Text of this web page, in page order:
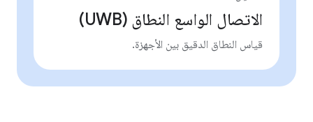
الاتصال الواسع النطاق (UWB)
قياس النطاق الدقيق بين الأجهزة.